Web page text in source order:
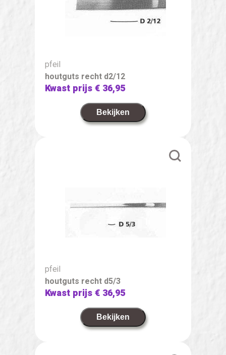
pfeil
houtguts recht d2/12
Kwast prijs€ 36,95
Bekijken
pfeil
houtguts recht d5/3
Kwast prijs€ 36,95
Bekijken